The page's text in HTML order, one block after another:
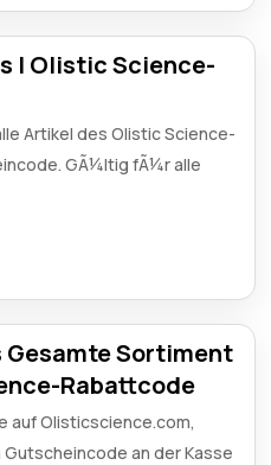
| Olistic Science-
Artikel des Olistic Science-
GÃ¼ltig fÃ¼r alle
Gesamte Sortiment
Rabattcode
auf Olisticscience.com,
an der Kasse